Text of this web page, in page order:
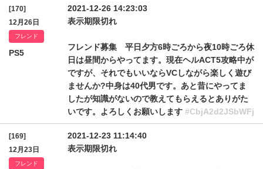
[170]
12月26日
フレンド
PS5
2021-12-26 14:23:03
表示期限切れ
フレンド募集 平日夕方6時ごろから夜10時ごろ休
日は昼間からやってます。現在ヘルACT5攻略中が
ですが、それでもいいならVCしながら楽しく遊び
ませんか?中身は40代男です。あと昔にやってま
したが知識がないので教えてもらえるとありがた
いです。よろしくお願いします #CbjA2d2JSbWFj
[169]
12月23日
フレンド
2021-12-23 11:14:40
表示期限切れ